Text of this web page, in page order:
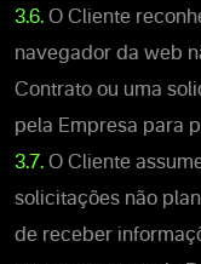
3.6. O Cliente
navegador da web
Contrato ou uma
pela Empresa para
3.7. O Cliente
solicitações não
de receber